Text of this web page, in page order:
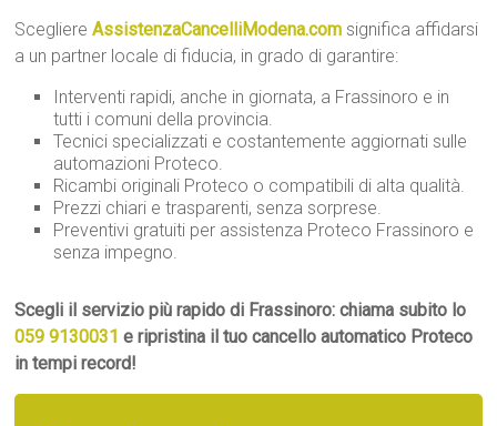
ScegliereAssistenzaCancelliModena.com significa affidarsi
a un partner locale di fiducia, in grado di garantire:
Interventi rapidi, anche in giornata, a Frassinoro e in
tutti i comuni della provincia.
Tecnici specializzati e costantemente aggiornati sulle
automazioni Proteco.
Ricambi originali Proteco o compatibili di alta qualità.
Prezzi chiari e trasparenti, senza sorprese.
Preventivi gratuiti per assistenza Proteco Frassinoro e
senza impegno.
Scegli il servizio più rapido di Frassinoro: chiama subito lo
059 9130031 e ripristina il tuo cancello automatico Proteco
in tempi record!